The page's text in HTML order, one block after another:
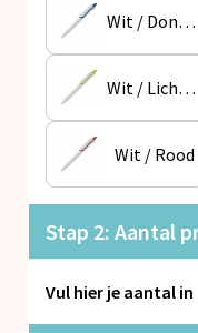
Wit / Donkerblauw
Wit / Lichtgroen
Wit / Rood
Stap 2: Aantal
Vul hier je aantal in